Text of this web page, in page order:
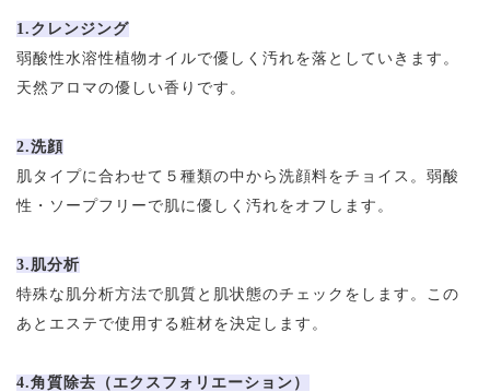
1.クレンジング
弱酸性水溶性植物オイルで優しく汚れを落としていきます。
天然アロマの優しい香りです。
2.洗顔
肌タイプに合わせて５種類の中から洗顔料をチョイス。弱酸
性・ソープフリーで肌に優しく汚れをオフします。
3.肌分析
特殊な肌分析方法で肌質と肌状態のチェックをします。この
あとエステで使用する粧材を決定します。
4.角質除去（エクスフォリエーション）